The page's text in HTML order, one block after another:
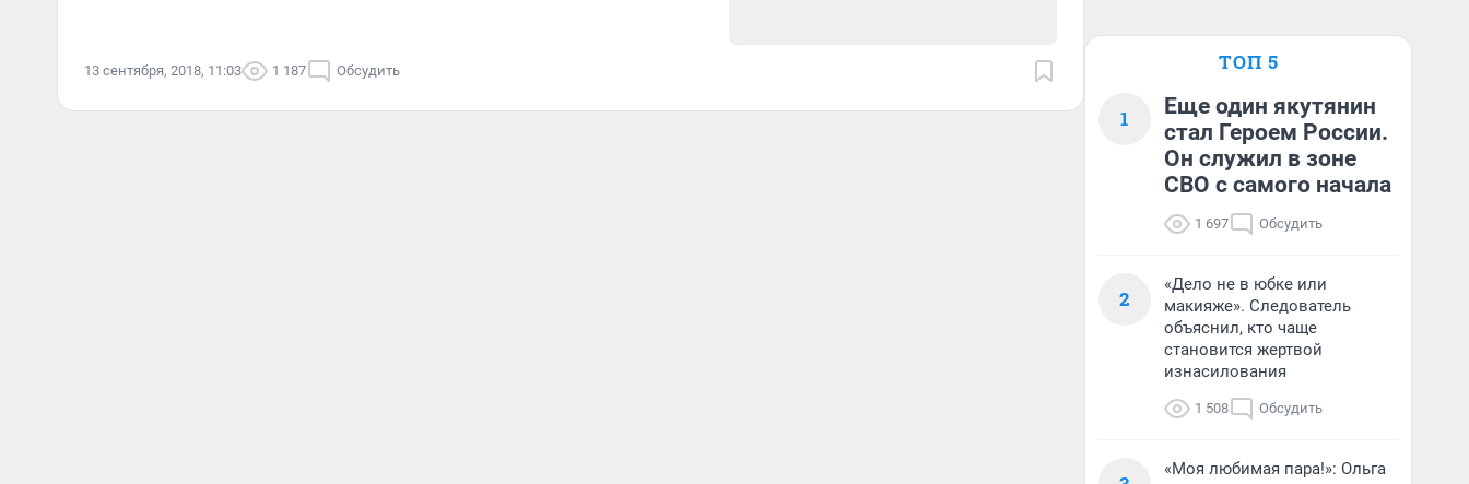
13 сентября, 2018, 11:03 1 187 Обсудить ТОП 5
1
Еще один якутянин
стал Героем России.
Он служил в зоне
СВО с самого начала
1 697 Обсудить
2
«Дело не в юбке или
макияже». Следователь
объяснил, кто чаще
становится жертвой
изнасилования
1 508 Обсудить
«Моя любимая пара!»: Ольга